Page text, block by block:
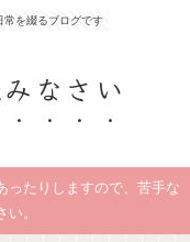
常を綴るブログです
なさい
ったりしますので、苦手な
。